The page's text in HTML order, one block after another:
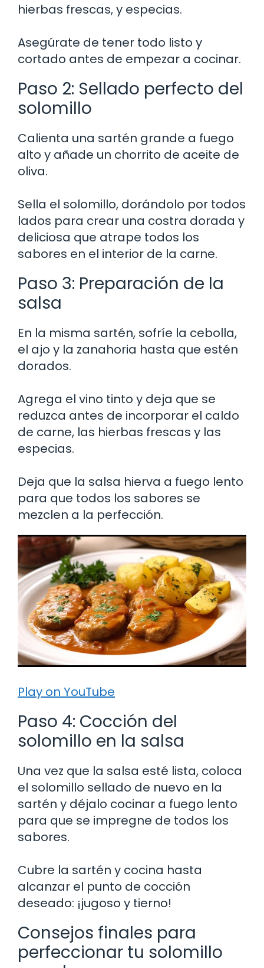
hierbas frescas, y especias.
Asegúrate de tener todo listo y
cortado antes de empezar a cocinar.
Paso 2: Sellado perfecto del
solomillo
Calienta una sartén grande a fuego
alto y añade un chorrito de aceite de
oliva.
Sella el solomillo, dorándolo por todos
lados para crear una costra dorada y
deliciosa que atrape todos los
sabores en el interior de la carne.
Paso 3: Preparación de la
salsa
En la misma sartén, sofríe la cebolla,
el ajo y la zanahoria hasta que estén
dorados.
Agrega el vino tinto y deja que se
reduzca antes de incorporar el caldo
de carne, las hierbas frescas y las
especias.
Deja que la salsa hierva a fuego lento
para que todos los sabores se
mezclen a la perfección.
Play on YouTube
Paso 4: Cocción del
solomillo en la salsa
Una vez que la salsa esté lista, coloca
el solomillo sellado de nuevo en la
sartén y déjalo cocinar a fuego lento
para que se impregne de todos los
sabores.
Cubre la sartén y cocina hasta
alcanzar el punto de cocción
deseado: ¡jugoso y tierno!
Consejos finales para
perfeccionar tu solomillo